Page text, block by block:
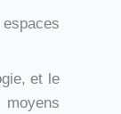
et le